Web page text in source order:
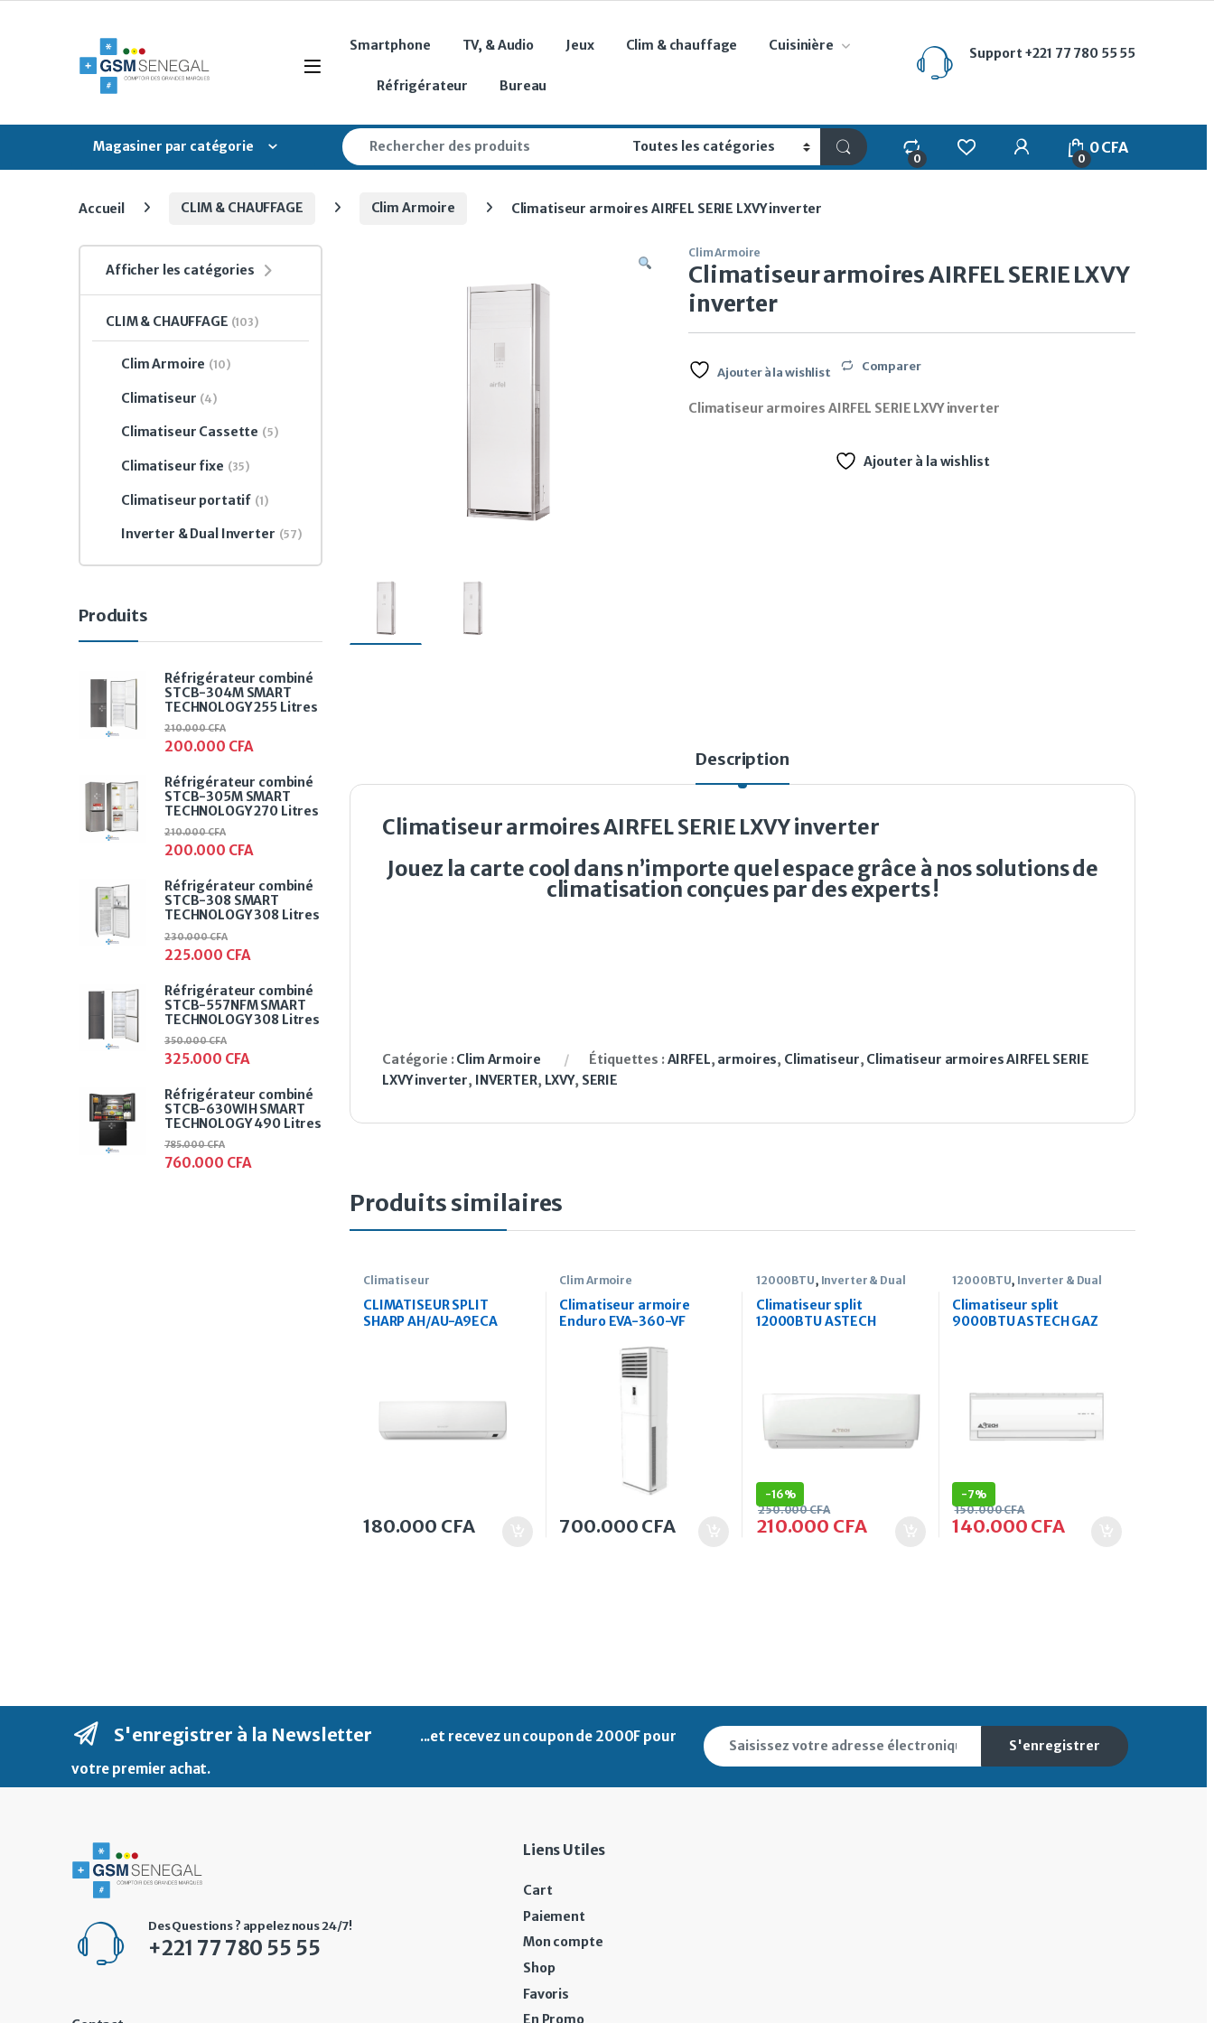
Open
Smartphone TV, & Audio Jeux Clim & chauffage Cuisinière
Réfrigérateur Bureau
Support +221 77 780 55 55
Magasiner par catégorie
Search for:
0
My Account
0
0CFA
Accueil CLIM & CHAUFFAGE Clim Armoire Climatiseur armoires AIRFEL SERIE LXVY inverter
Clim Armoire
Climatiseur armoires AIRFEL SERIE LXVY
inverter
Ajouter à la wishlist Comparer
Climatiseur armoires AIRFEL SERIE LXVY inverter
Ajouter à la wishlist
Description
Climatiseur armoires AIRFEL SERIE LXVY inverter
Jouez la carte cool dans n’importe quel espace grâce à nos solutions de
climatisation conçues par des experts !
Catégorie :Clim Armoire Étiquettes :AIRFEL, armoires, Climatiseur, Climatiseur armoires AIRFEL SERIE
LXVY inverter, INVERTER, LXVY, SERIE
Produits similaires
Climatiseur
CLIMATISEUR SPLIT
SHARP AH/AU-A9ECA
180.000 CFA
Clim Armoire
Climatiseur armoire
Enduro EVA-360-VF
700.000 CFA
12000BTU, Inverter & Dual
Climatiseur split
12000BTU ASTECH
-16%
210.000 CFA
250.000CFA
12000BTU, Inverter & Dual
Climatiseur split
9000BTU ASTECH GAZ
-7%
140.000 CFA
150.000CFA
Afficher les catégories
CLIM & CHAUFFAGE (103)
Clim Armoire (10)
Climatiseur (4)
Climatiseur Cassette (5)
Climatiseur fixe (35)
Climatiseur portatif (1)
Inverter & Dual Inverter (57)
Produits
Réfrigérateur combiné
STCB-304M SMART
TECHNOLOGY 255 Litres
200.000 CFA
210.000CFA
Réfrigérateur combiné
STCB-305M SMART
TECHNOLOGY 270 Litres
200.000 CFA
210.000CFA
Réfrigérateur combiné
STCB-308 SMART
TECHNOLOGY 308 Litres
225.000 CFA
230.000CFA
Réfrigérateur combiné
STCB-557NFM SMART
TECHNOLOGY 308 Litres
325.000 CFA
350.000CFA
Réfrigérateur combiné
STCB-630WIH SMART
TECHNOLOGY 490 Litres
760.000 CFA
785.000CFA
S'enregistrer à la Newsletter ...et recevez uncoupon de 2000F pour
votre premier achat.
S'enregistrer
Des Questions ? appelez nous 24/7!
+221 77 780 55 55
Liens Utiles
Cart
Paiement
Mon compte
Shop
Favoris
En Promo